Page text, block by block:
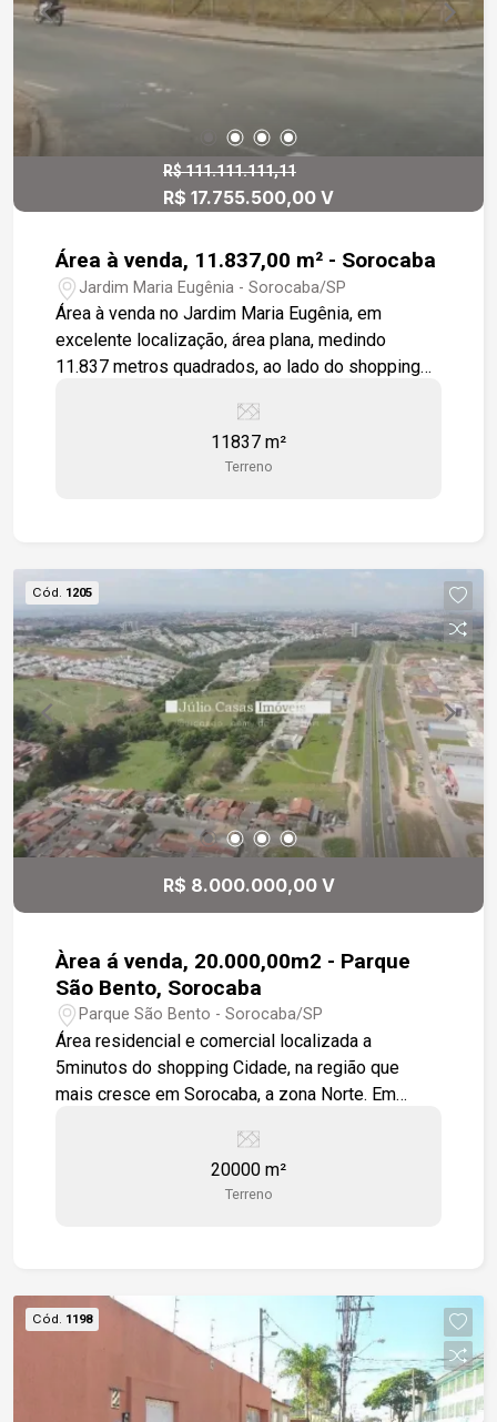
R$ 111.111.111,11
R$ 17.755.500,00 V
Área à venda, 11.837,00 m² - Sorocaba
Jardim Maria Eugênia - Sorocaba/SP
Área à venda no Jardim Maria Eugênia, em
excelente localização, área plana, medindo
11.837 metros quadrados, ao lado do shopping
11837 m²
Terreno
Cód. 1205
R$ 8.000.000,00 V
Àrea á venda, 20.000,00m2 - Parque
São Bento, Sorocaba
Parque São Bento - Sorocaba/SP
Área residencial e comercial localizada a
5minutos do shopping Cidade, na região que
mais cresce em Sorocaba, a zona Norte. Em
próximo a bairros, condomínios e comércios em
geral, fácil acesso à rodovia Castelo Branco.
20000 m²
Terreno
Cód. 1198